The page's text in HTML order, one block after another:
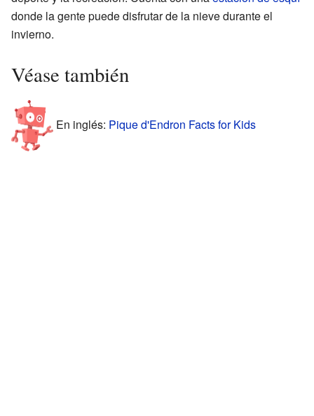
donde la gente puede disfrutar de la nieve durante el
invierno.
Véase también
En inglés: Pique d'Endron Facts for Kids